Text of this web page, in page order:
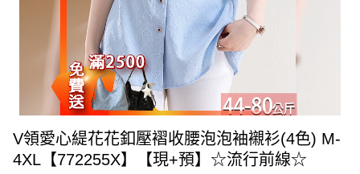
V領愛心緹花花釦壓褶收腰泡泡袖襯衫(4色) M-
4XL【772255X】【現+預】☆流行前線☆